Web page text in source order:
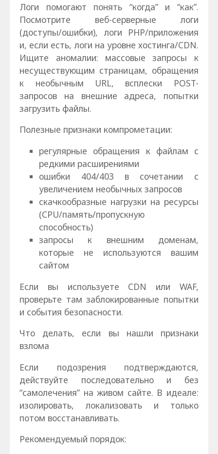
Логи помогают понять “когда” и “как”.
Посмотрите веб-серверные логи
(доступы/ошибки), логи PHP/приложения
и, если есть, логи на уровне хостинга/CDN.
Ищите аномалии: массовые запросы к
несуществующим страницам, обращения
к необычным URL, всплески POST-
запросов на внешние адреса, попытки
загрузить файлы.
Полезные признаки компрометации:
регулярные обращения к файлам с
редкими расширениями
ошибки 404/403 в сочетании с
увеличением необычных запросов
скачкообразные нагрузки на ресурсы
(CPU/память/пропускную
способность)
запросы к внешним доменам,
которые не используются вашим
сайтом
Если вы используете CDN или WAF,
проверьте там заблокированные попытки
и события безопасности.
Что делать, если вы нашли признаки
взлома
Если подозрения подтверждаются,
действуйте последовательно и без
“самолечения” на живом сайте. В идеале:
изолировать, локализовать и только
потом восстанавливать.
Рекомендуемый порядок: